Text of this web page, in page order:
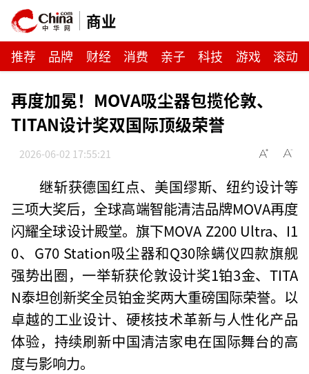
商业
推荐 品牌 财经 消费 亲子 科技 游戏 滚动
再度加冕！MOVA吸尘器包揽伦敦、
TITAN设计奖双国际顶级荣誉
2026-06-02 17:55:21
继斩获德国红点、美国缪斯、纽约设计等
三项大奖后，全球高端智能清洁品牌MOVA再度
闪耀全球设计殿堂。旗下MOVA Z200 Ultra、I1
0、G70 Station吸尘器和Q30除螨仪四款旗舰
强势出圈，一举斩获伦敦设计奖1铂3金、TITA
N泰坦创新奖全员铂金奖两大重磅国际荣誉。以
卓越的工业设计、硬核技术革新与人性化产品
体验，持续刷新中国清洁家电在国际舞台的高
度与影响力。